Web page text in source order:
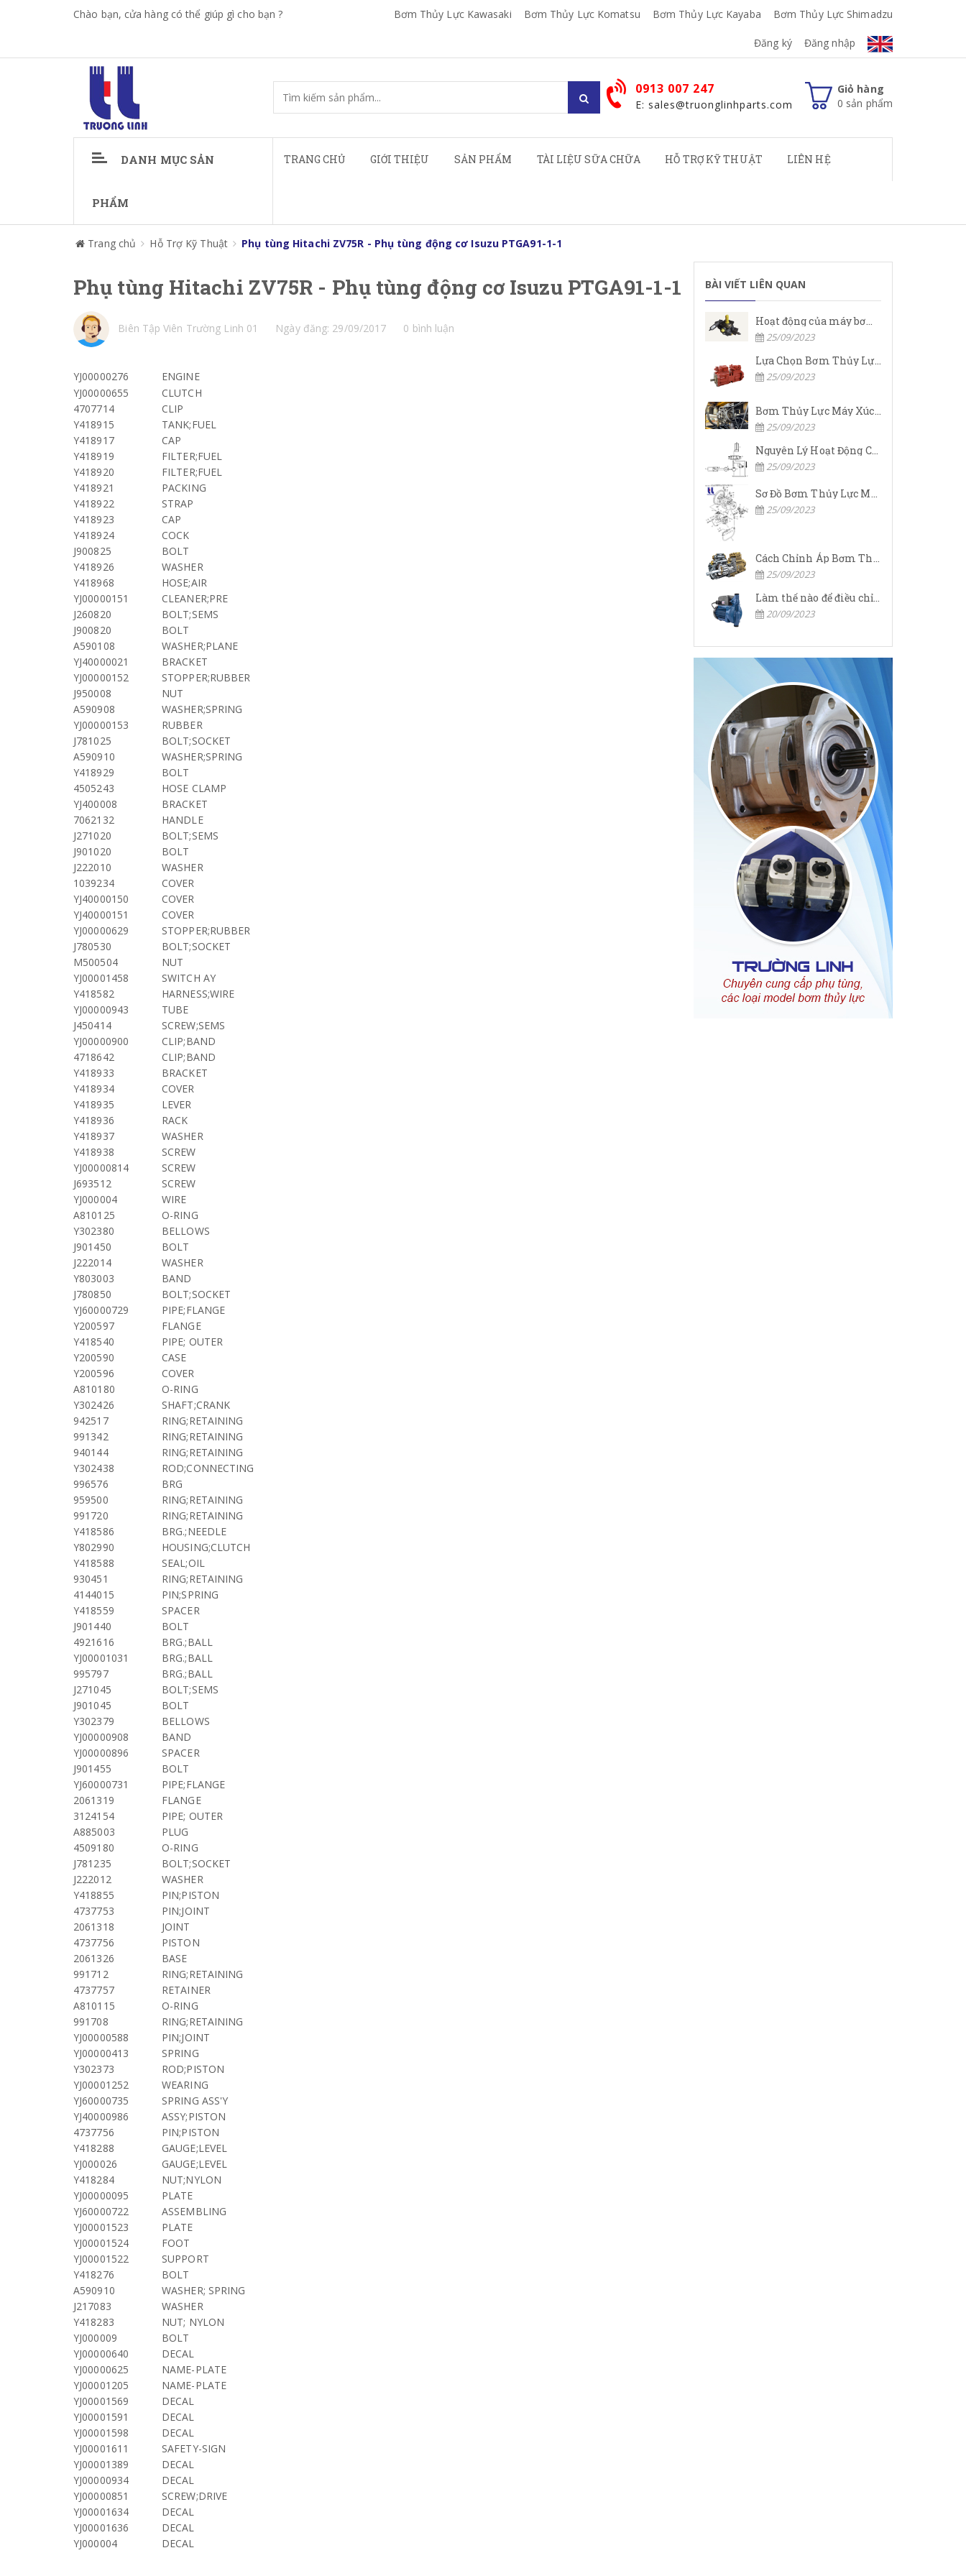
Chào bạn, cửa hàng có thể giúp gì cho bạn ? Bơm Thủy Lực Kawasaki Bơm Thủy Lực Komatsu Bơm Thủy Lực Kayaba Bơm Thủy Lực Shimadzu
Đăng ký Đăng nhập
Giỏ hàng
0 sản phẩm
0913 007 247
E: sales@truonglinhparts.com
DANH MỤC SẢN
PHẨM
TRANG CHỦ GIỚI THIỆU SẢN PHẨM TÀI LIỆU SỮA CHỮA HỖ TRỢ KỸ THUẬT LIÊN HỆ
Trang chủ Hỗ Trợ Kỹ Thuật Phụ tùng Hitachi ZV75R - Phụ tùng động cơ Isuzu PTGA91-1-1
Phụ tùng Hitachi ZV75R - Phụ tùng động cơ Isuzu PTGA91-1-1
Biên Tập Viên Trường Linh 01 Ngày đăng: 29/09/2017 0 bình luận
YJ00000276
ENGINE
YJ00000655
CLUTCH
4707714
CLIP
Y418915
TANK;FUEL
Y418917
CAP
Y418919
FILTER;FUEL
Y418920
FILTER;FUEL
Y418921
PACKING
Y418922
STRAP
Y418923
CAP
Y418924
COCK
J900825
BOLT
Y418926
WASHER
Y418968
HOSE;AIR
YJ00000151
CLEANER;PRE
J260820
BOLT;SEMS
J900820
BOLT
A590108
WASHER;PLANE
YJ40000021
BRACKET
YJ00000152
STOPPER;RUBBER
J950008
NUT
A590908
WASHER;SPRING
YJ00000153
RUBBER
J781025
BOLT;SOCKET
A590910
WASHER;SPRING
Y418929
BOLT
4505243
HOSE CLAMP
YJ400008
BRACKET
7062132
HANDLE
J271020
BOLT;SEMS
J901020
BOLT
J222010
WASHER
1039234
COVER
YJ40000150
COVER
YJ40000151
COVER
YJ00000629
STOPPER;RUBBER
J780530
BOLT;SOCKET
M500504
NUT
YJ00001458
SWITCH AY
Y418582
HARNESS;WIRE
YJ00000943
TUBE
J450414
SCREW;SEMS
YJ00000900
CLIP;BAND
4718642
CLIP;BAND
Y418933
BRACKET
Y418934
COVER
Y418935
LEVER
Y418936
RACK
Y418937
WASHER
Y418938
SCREW
YJ00000814
SCREW
J693512
SCREW
YJ000004
WIRE
A810125
O-RING
Y302380
BELLOWS
J901450
BOLT
J222014
WASHER
Y803003
BAND
J780850
BOLT;SOCKET
YJ60000729
PIPE;FLANGE
Y200597
FLANGE
Y418540
PIPE; OUTER
Y200590
CASE
Y200596
COVER
A810180
O-RING
Y302426
SHAFT;CRANK
942517
RING;RETAINING
991342
RING;RETAINING
940144
RING;RETAINING
Y302438
ROD;CONNECTING
996576
BRG
959500
RING;RETAINING
991720
RING;RETAINING
Y418586
BRG.;NEEDLE
Y802990
HOUSING;CLUTCH
Y418588
SEAL;OIL
930451
RING;RETAINING
4144015
PIN;SPRING
Y418559
SPACER
J901440
BOLT
4921616
BRG.;BALL
YJ00001031
BRG.;BALL
995797
BRG.;BALL
J271045
BOLT;SEMS
J901045
BOLT
Y302379
BELLOWS
YJ00000908
BAND
YJ00000896
SPACER
J901455
BOLT
YJ60000731
PIPE;FLANGE
2061319
FLANGE
3124154
PIPE; OUTER
A885003
PLUG
4509180
O-RING
J781235
BOLT;SOCKET
J222012
WASHER
Y418855
PIN;PISTON
4737753
PIN;JOINT
2061318
JOINT
4737756
PISTON
2061326
BASE
991712
RING;RETAINING
4737757
RETAINER
A810115
O-RING
991708
RING;RETAINING
YJ00000588
PIN;JOINT
YJ00000413
SPRING
Y302373
ROD;PISTON
YJ00001252
WEARING
YJ60000735
SPRING ASS'Y
YJ40000986
ASSY;PISTON
4737756
PIN;PISTON
Y418288
GAUGE;LEVEL
YJ000026
GAUGE;LEVEL
Y418284
NUT;NYLON
YJ00000095
PLATE
YJ60000722
ASSEMBLING
YJ00001523
PLATE
YJ00001524
FOOT
YJ00001522
SUPPORT
Y418276
BOLT
A590910
WASHER; SPRING
J217083
WASHER
Y418283
NUT; NYLON
YJ000009
BOLT
YJ00000640
DECAL
YJ00000625
NAME-PLATE
YJ00001205
NAME-PLATE
YJ00001569
DECAL
YJ00001591
DECAL
YJ00001598
DECAL
YJ00001611
SAFETY-SIGN
YJ00001389
DECAL
YJ00000934
DECAL
YJ00000851
SCREW;DRIVE
YJ00001634
DECAL
YJ00001636
DECAL
YJ000004
DECAL
BÀI VIẾT LIÊN QUAN
Hoạt động của máy bơm cánh gạt Rexroth
25/09/2023
Lựa Chọn Bơm Thủy Lực Komatsu Đúng
25/09/2023
Bơm Thủy Lực Máy Xúc Komatsu Bị Hỏng: Nguyên Nhân Và Cách Khắc Phục
25/09/2023
Nguyên Lý Hoạt Động Của Bơm Thủy Lực Komatsu
25/09/2023
25/09/2023
25/09/2023
Làm thế nào để điều chỉnh áp suất đầu ra của bơm thủy lực?
20/09/2023